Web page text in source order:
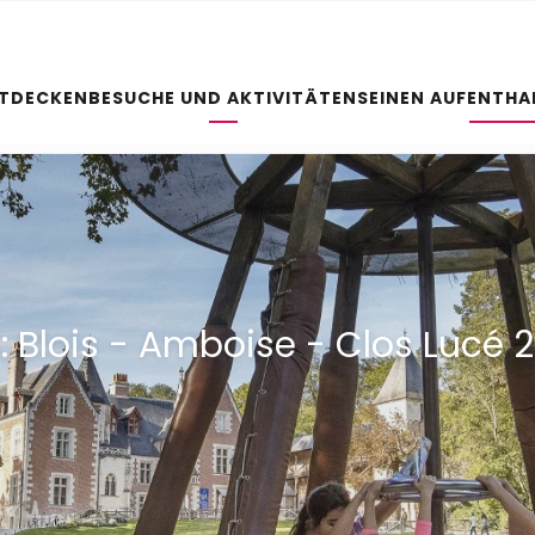
BESUCHE UND AKTIVITÄTENSEINEN
Blois - Amboise - Clos Lucé